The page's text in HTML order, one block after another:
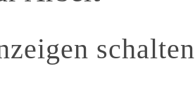
schalten